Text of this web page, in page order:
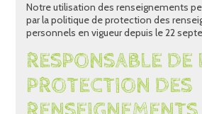
Notre utilisation des renseignements
par la politique de protection des
personnels en vigueur depuis le 22
RESPONSABLE DE
PROTECTION DES